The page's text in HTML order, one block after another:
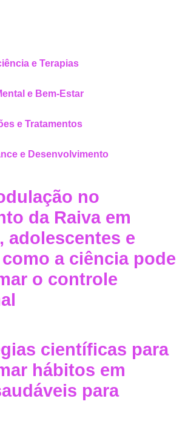
e Terapias
e Bem-Estar
e Tratamentos
e Desenvolvimento
no
da Raiva em
adolescentes e
a ciência pode
o controle
científicas para
hábitos em
para